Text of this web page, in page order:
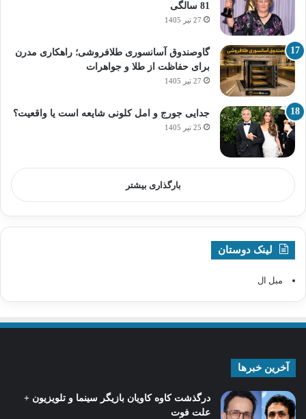
81 سالگی
27 تیر 1405
گاوصندوق آسانسوری طلافروشی؛ راهکاری مدرن
برای حفاظت از طلا و جواهرات
27 تیر 1405
جدایی جورج و امل کلونی شایعه است یا واقعیت؟
25 تیر 1405
بارگذاری بیشتر
لینک دوستان
مبل ال
آخرین خبرها
درگذشت کاوه کاویان بازیگر سینما و تلویزیون +
علت فوت